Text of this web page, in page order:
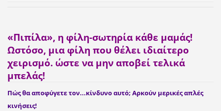
«Πιπίλα», η φίλη-σωτηρία κάθε μαμάς!
Ωστόσο, μια φίλη που θέλει ιδιαίτερο
χειρισμό. ώστε να μην αποβεί τελικά
μπελάς!
Πώς θα αποφύγετε τον...κίνδυνο αυτό; Αρκούν μερικές απλές
κινήσεις!